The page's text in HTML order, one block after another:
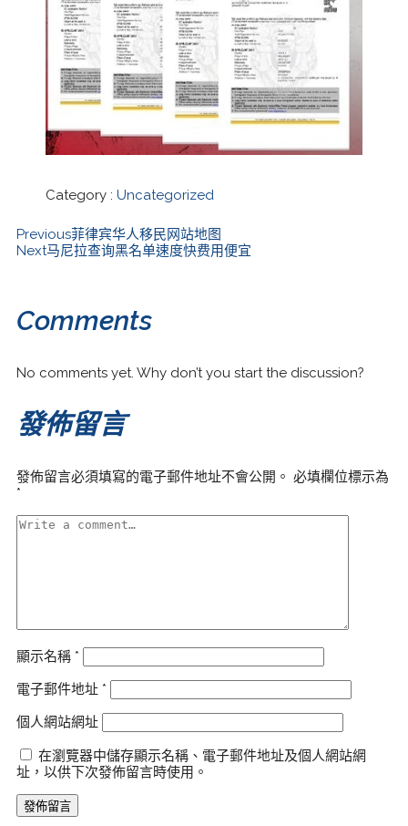
Category : Uncategorized
Previous菲律宾华人移民网站地图
Next马尼拉查询黑名单速度快费用便宜
Comments
No comments yet. Why don’t you start the discussion?
發佈留言
發佈留言必須填寫的電子郵件地址不會公開。 必填欄位標示為
*
顯示名稱 *
電子郵件地址 *
個人網站網址
在瀏覽器中儲存顯示名稱、電子郵件地址及個人網站網
址，以供下次發佈留言時使用。